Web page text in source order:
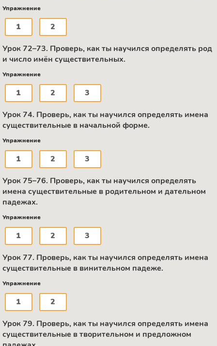
Упражнение
1 2
Урок 72–73. Проверь, как ты научился определять род
и число имён существительных.
Упражнение
1 2 3
Урок 74. Проверь, как ты научился определять имена
существительные в начальной форме.
Упражнение
1 2 3
Урок 75–76. Проверь, как ты научился определять
имена существительные в родительном и дательном
падежах.
Упражнение
1 2 3
Урок 77. Проверь, как ты научился определять имена
существительные в винительном падеже.
Упражнение
1 2
Урок 79. Проверь, как ты научился определять имена
существительные в творительном и предложном